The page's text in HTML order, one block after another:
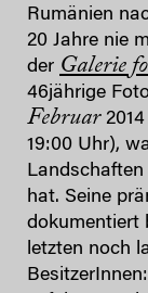
Rumänien
20 Jahre nie
der Galerie
46jährige
Februar2014
19:00 Uhr),
hat. Seine
dokumentiert
letzten noch